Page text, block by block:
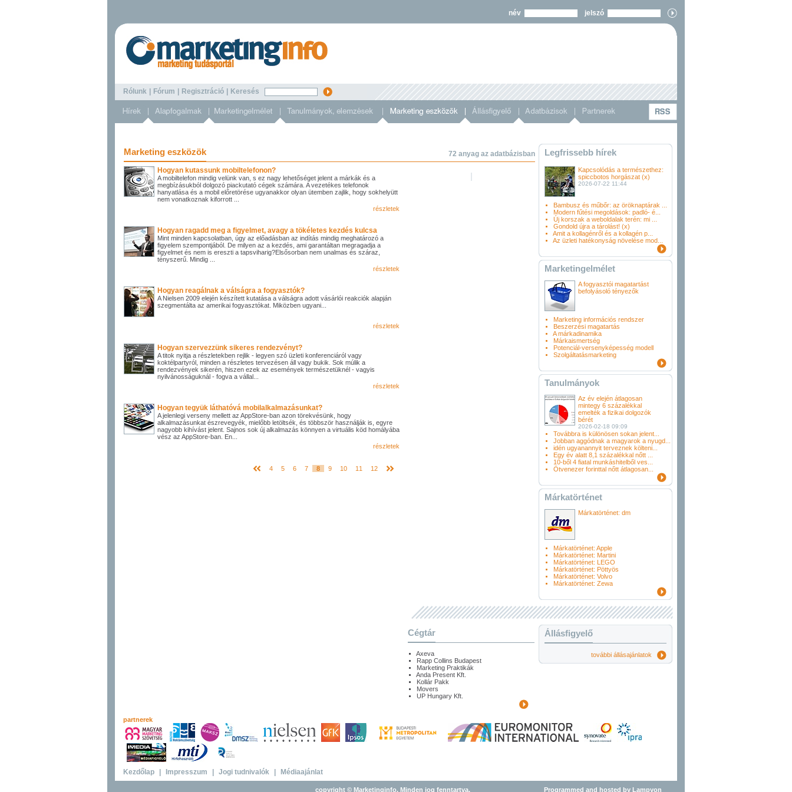
név jelszó
Rólunk Fórum Regisztráció Keresés
Marketing eszközök 72 anyag az adatbázisban Legfrissebb hírek
Hogyan kutassunk mobiltelefonon?
A mobiltelefon mindig velünk van, s ez nagy lehetőséget jelent a márkák és a
megbízásukból dolgozó piackutató cégek számára. A vezetékes telefonok
hanyatlása és a mobil előretörése ugyanakkor olyan ütemben zajlik, hogy sokhelyütt
nem vonatkoznak kiforrott ...
részletek
Hogyan ragadd meg a figyelmet, avagy a tökéletes kezdés kulcsa
Mint minden kapcsolatban, úgy az előadásban az indítás mindig meghatározó a
figyelem szempontjából. De milyen az a kezdés, ami garantáltan megragadja a
figyelmet és nem is ereszti a tapsviharig?Elsősorban nem unalmas és száraz,
tényszerű. Mindig ...
részletek
Hogyan reagálnak a válságra a fogyasztók?
A Nielsen 2009 elején készített kutatása a válságra adott vásárlói reakciók alapján
szegmentálta az amerikai fogyasztókat. Miközben ugyani...
részletek
Hogyan szervezzünk sikeres rendezvényt?
A titok nyitja a részletekben rejlik - legyen szó üzleti konferenciáról vagy
koktélpartyról, minden a részletes tervezésen áll vagy bukik. Sok múlik a
rendezvények sikerén, hiszen ezek az események természetüknél - vagyis
nyilvánosságuknál - fogva a vállal...
részletek
Hogyan tegyük láthatóvá mobilalkalmazásunkat?
A jelenlegi verseny mellett az AppStore-ban azon törekvésünk, hogy
alkalmazásunkat észrevegyék, mielőbb letöltsék, és többször használják is, egyre
nagyobb kihívást jelent. Sajnos sok új alkalmazás könnyen a virtuális köd homályába
vész az AppStore-ban. En...
részletek
4 5 6 7 8 9 10 11 12
Kapcsolódás a természethez:
spiccbotos horgászat (x)
2026-07-22 11:44
Bambusz és műbőr: az öröknaptárak ...
Modern fűtési megoldások: padló- é...
Új korszak a weboldalak terén: mi ...
Gondold újra a tárolást! (x)
Amit a kollagénről és a kollagén p...
Az üzleti hatékonyság növelése mod...
Marketingelmélet
A fogyasztói magatartást
befolyásoló tényezők
Marketing információs rendszer
Beszerzési magatartás
A márkadinamika
Márkaismertség
Potenciál-versenyképesség modell
Szolgáltatásmarketing
Tanulmányok
Az év elején átlagosan
mintegy 6 százalékkal
emelték a fizikai dolgozók
bérét
2026-02-18 09:09
Továbbra is különösen sokan jelent...
Jobban aggódnak a magyarok a nyugd...
idén ugyanannyit terveznek költeni...
Egy év alatt 8,1 százalékkal nőtt ...
10-ből 4 fiatal munkáshitelből ves...
Ötvenezer forinttal nőtt átlagosan...
Márkatörténet
Márkatörténet: dm
Márkatörténet: Apple
Márkatörténet: Martini
Márkatörténet: LEGO
Márkatörténet: Pöttyös
Márkatörténet: Volvo
Márkatörténet: Zewa
Cégtár
Axeva
Rapp Collins Budapest
Marketing Praktikák
Anda Present Kft.
Kollár Pakk
Movers
UP Hungary Kft.
Állásfigyelő
további állásajánlatok
partnerek
Kezdőlap Impresszum Jogi tudnivalók Médiaajánlat
copyright © Marketinginfo. Minden jog fenntartva. Programmed and hosted by Lampyon